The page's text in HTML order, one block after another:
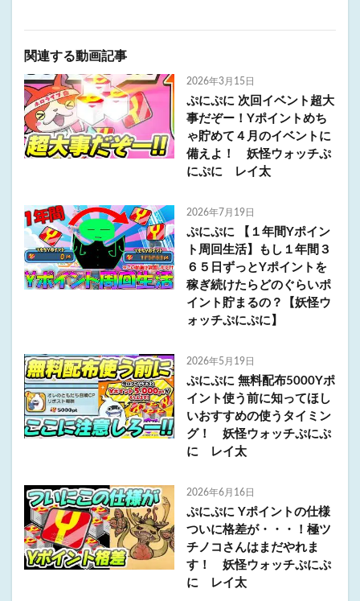
関連する動画記事
2026年3月15日
ぷにぷに 次回イベント超大
事だぞー！Yポイントめち
ゃ貯めて４月のイベントに
備えよ！ 妖怪ウォッチぷ
にぷに レイ太
2026年7月19日
ぷにぷに 【１年間Yポイン
ト周回生活】もし１年間３
６５日ずっとYポイントを
稼ぎ続けたらどのぐらいポ
イント貯まるの？【妖怪ウ
ォッチぷにぷに】
2026年5月19日
ぷにぷに 無料配布5000Yポ
イント使う前に知ってほし
いおすすめの使うタイミン
グ！ 妖怪ウォッチぷにぷ
に レイ太
2026年6月16日
ぷにぷに Yポイントの仕様
ついに格差が・・・！極ツ
チノコさんはまだやれま
す！ 妖怪ウォッチぷにぷ
に レイ太